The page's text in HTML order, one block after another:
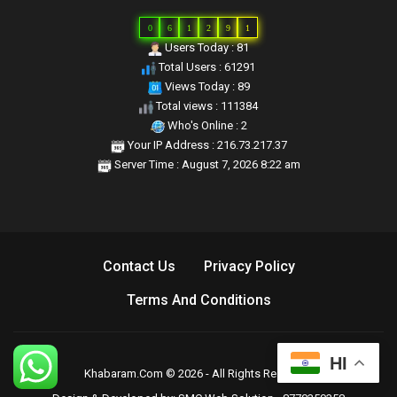
0 6 1 2 9 1
Users Today : 81
Total Users : 61291
Views Today : 89
Total views : 111384
Who's Online : 2
Your IP Address : 216.73.217.37
Server Time : August 7, 2026 8:22 am
Contact Us
Privacy Policy
Terms And Conditions
Khabaram.Com © 2026 - All Rights Reserved.
HI